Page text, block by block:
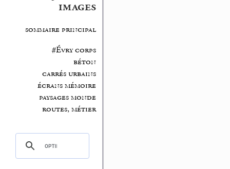
images
sommaire principal
#Évry corps
béton
carrés urbains
écrans mémoire
paysages monde
routes, métier